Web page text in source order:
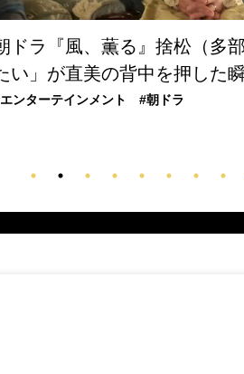
団地のふたり』初恋の人が
！50代のリアルが胸にしみ
を生きるコツ #エンターテインメント